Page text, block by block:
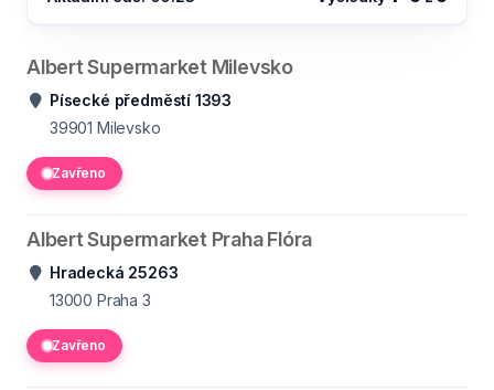
Albert Supermarket Milevsko
Písecké předměstí 1393
39901 Milevsko
Zavřeno
Albert Supermarket Praha Flóra
Hradecká 25263
13000 Praha 3
Zavřeno